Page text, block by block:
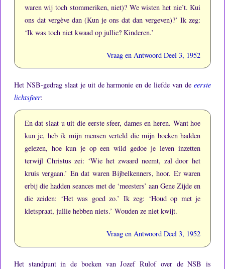
waren wij toch stommeriken, niet)? We wisten het nie’t.Kui
ons dat vergève dan (Kun je ons dat dan vergeven)?’Ik zeg:
‘Ik was toch niet kwaad op jullie? Kinderen.’
Vraag en Antwoord Deel 3, 1952
Het NSB-gedrag slaat je uit de harmonie en de liefde van deeerste
lichtsfeer:
En dat slaat u uit die eerste sfeer, dames en heren. Want hoe
kun je, heb ik mijn mensen verteld die mijn boeken hadden
gelezen, hoe kun je op een wild gedoe je leven inzetten
terwijl Christus zei: ‘Wie het zwaard neemt, zal door het
kruis vergaan.’ En dat waren Bijbelkenners, hoor. Er waren
erbij die hadden seances met de ‘meesters’ aan Gene Zijde en
die zeiden: ‘Het was goed zo.’ Ik zeg: ‘Houd op met je
kletspraat, jullie hebben niets.’ Wouden ze niet kwijt.
Vraag en Antwoord Deel 3, 1952
Het standpunt in de boeken van Jozef Rulof over de NSB is